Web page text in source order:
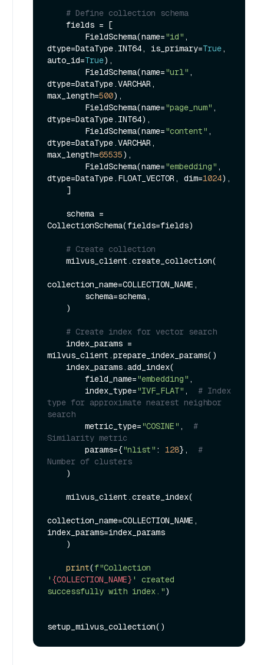
# Define collection schema
        FieldSchema(name=
"id" ,
dtype=DataType.INT64, is_primary=True,
auto_id=True),
        FieldSchema(name=
"url" ,
dtype=DataType.VARCHAR,
max_length=500),
        FieldSchema(name=
"page_num" ,
dtype=DataType.INT64),
        FieldSchema(name=
"content" ,
dtype=DataType.VARCHAR,
max_length=65535),
        FieldSchema(name=
"embedding" ,
dtype=DataType.FLOAT_VECTOR, dim=1024),
CollectionSchema(fields=fields)
# Create collection
collection_name=COLLECTION_NAME,
# Create index for vector search
milvus_client.prepare_index_params()
        field_name=
"embedding" ,
        index_type=
"IVF_FLAT" , # Index
type for approximate nearest neighbor
search
        metric_type=
"COSINE" , #
Similarity metric
        params={
"nlist" : 128}, #
Number of clusters
collection_name=COLLECTION_NAME,
index_params=index_params
print(f"Collection
' {COLLECTION_NAME} ' created
successfully with index.")